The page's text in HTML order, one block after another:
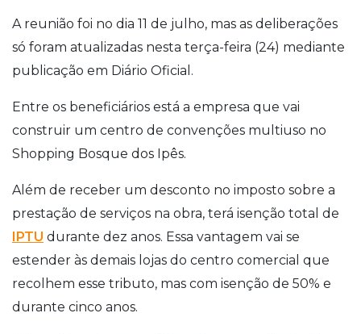
A reunião foi no dia 11 de julho, mas as deliberações
só foram atualizadas nesta terça-feira (24) mediante
publicação em Diário Oficial.
Entre os beneficiários está a empresa que vai
construir um centro de convenções multiuso no
Shopping Bosque dos Ipês.
Além de receber um desconto no imposto sobre a
prestação de serviços na obra, terá isenção total de
IPTU durante dez anos. Essa vantagem vai se
estender às demais lojas do centro comercial que
recolhem esse tributo, mas com isenção de 50% e
durante cinco anos.